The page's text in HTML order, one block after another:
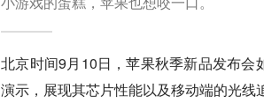
北京时间9月10日，苹果秋季新品发布
演示，展现其芯片性能以及移动端的光线